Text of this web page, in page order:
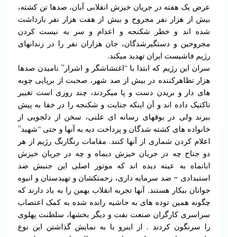
عرض یک هفته در جریان خیزش انقلابی آبان، صدها تن کشته،
بیش از هزار نفر مجروح و بیش از هفت هزار نفر بازداشت
شده اند و خطر شکنجه و اعدام و سر به نیست کردن
مجروحین و دستگیرشدگان، جان هزاران نفر را در زندانهای
رژیم فاشیست ایران تهدید میکند.
سران این رژیم که ابتدا با “اغتشاشگر و اشرار” نامیدن صدها
هزار تظاهرکننده در بیش از صد شهر، صحبت از برپایی چوبه
های دار و بریدن دست و پا میکردند، چند روزی است تغییر
تاکتیک داده اند و آن اینکه جنایت و شکنجه را در خفا به پیش
ببرند ولی در بوقهای رسانه ای علنی، سخن از دلجویی از
خانواده های کشته شدگان و پرداخت دیه به آنها و حتی “شهید”
اعلام کردن شماری از آنها کنند. مقامات رنگارنگ رژیم از هر
دو جناح چه در جریان خیزش دیماه و چه در جریان خیزش
ابانماه به عینه دیده اند که موتور اصلی این جنبش ضد
استبدادی – ضد سرمایه داری، زحمتکشان و تهیدستان و انبوه
جوانان بیکار هستند. آنها تجربه انقلاب بهمن را به یاد دارند که
چگونه همین توده های به حاشیه رانده شده به کمک اعتصاب
سراسری کارگران صنعت نفت و دیگر بخشها، سلطنت پهلوی
را سرنگون کردند . از اینرو با به نمایش گذاشتن این نوع